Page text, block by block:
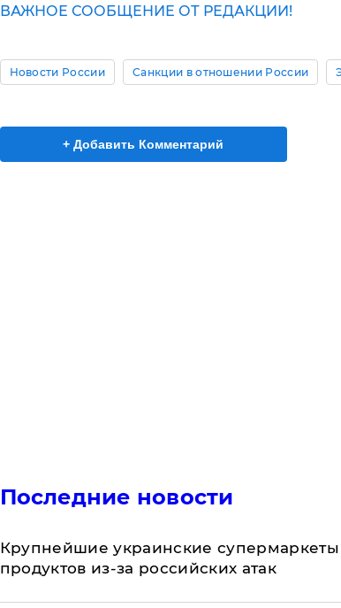
ВАЖНОЕ СООБЩЕНИЕ ОТ РЕДАКЦИИ!
Новости России Санкции в отношении России
+ Добавить Комментарий
Последние новости
Крупнейшие украинские супермаркеты
продуктов из-за российских атак